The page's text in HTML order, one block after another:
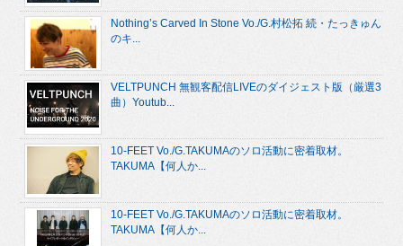
Nothing’s Carved In Stone Vo./G.村松拓 続・たっきゅん
のキ...
VELTPUNCH 無観客配信LIVEのダイジェスト版（厳選3
曲）Youtub...
10-FEET Vo./G.TAKUMAのソロ活動に密着取材。
TAKUMA【何人か...
10-FEET Vo./G.TAKUMAのソロ活動に密着取材。
TAKUMA【何人か...